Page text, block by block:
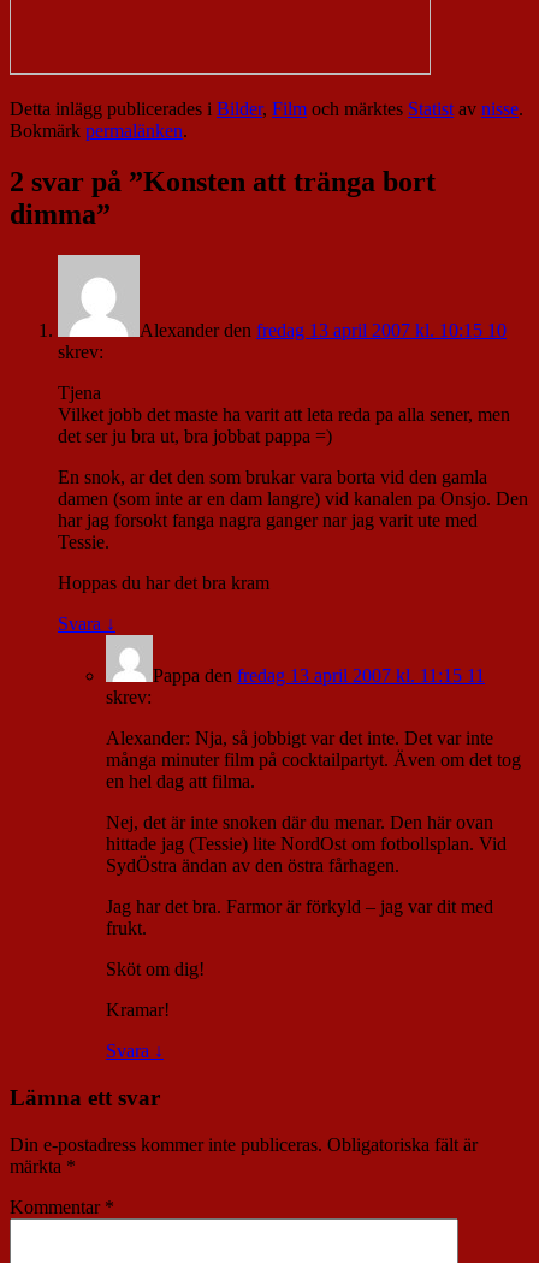
Detta inlägg publicerades i Bilder, Film och märktes Statistav nisse.
Bokmärk permalänken.
2 svar på ”Konsten att tränga bort
dimma”
Alexanderden fredag 13 april 2007 kl. 10:15 10
skrev:
Tjena
Vilket jobb det maste ha varit att leta reda pa alla sener, men
det ser ju bra ut, bra jobbat pappa =)
En snok, ar det den som brukar vara borta vid den gamla
damen (som inte ar en dam langre) vid kanalen pa Onsjo. Den
har jag forsokt fanga nagra ganger nar jag varit ute med
Tessie.
Hoppas du har det bra kram
Svara ↓
Pappa den fredag 13 april 2007 kl. 11:15 11
skrev:
Alexander: Nja, så jobbigt var det inte. Det var inte
många minuter film på cocktailpartyt. Även om det tog
en hel dag att filma.
Nej, det är inte snoken där du menar. Den här ovan
hittade jag (Tessie) lite NordOst om fotbollsplan. Vid
SydÖstra ändan av den östra fårhagen.
Jag har det bra. Farmor är förkyld – jag var dit med
frukt.
Sköt om dig!
Kramar!
Svara ↓
Lämna ett svar
Din e-postadress kommer inte publiceras. Obligatoriska fält är
märkta *
Kommentar *